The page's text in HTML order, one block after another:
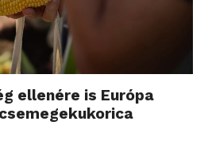
ellenére is Európa